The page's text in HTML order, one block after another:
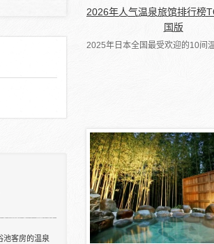
池客房的温泉
2026年人气温泉旅馆排行榜
国版
2025年日本全国最受欢迎的10间